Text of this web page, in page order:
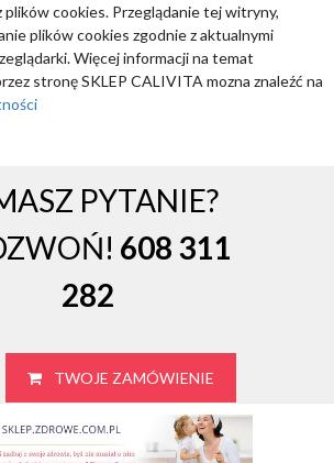
plików cookies. Przeglądanie tej witryny,
plików cookies zgodnie z aktualnymi
Więcej informacji na temat
stronę SKLEP CALIVITA mozna znaleźć na
PYTANIE?
608 311
282
TWOJE ZAMÓWIENIE